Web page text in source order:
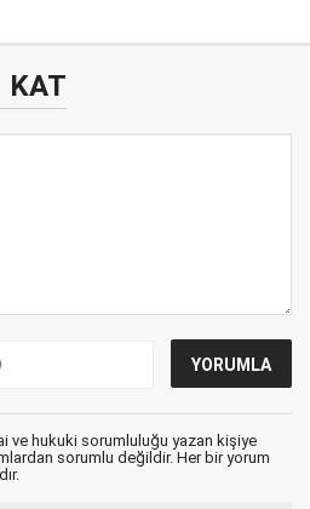
KAT
ve hukuki sorumluluğu yazan kişiye
sorumlu değildir. Her bir yorum